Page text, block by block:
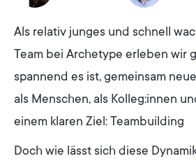
Als relativ junges und schnell
Team bei Archetype erleben wir
spannend es ist, gemeinsam
als Menschen, als Kolleg:innen
einem klaren Ziel: Teambuilding
Doch wie lässt sich diese